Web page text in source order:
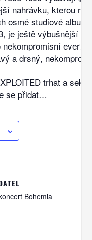
nahrávku, kterou
osmé studiové album
je ještě výbušnější a
nekompromisní
a drsný,
trhat a
se přidat…
Bohemia